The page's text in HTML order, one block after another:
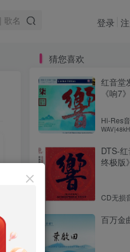
登录
猜您喜欢
红音堂
《响7》
Hi-Res
DTS-
终极版
CD无损
百万金